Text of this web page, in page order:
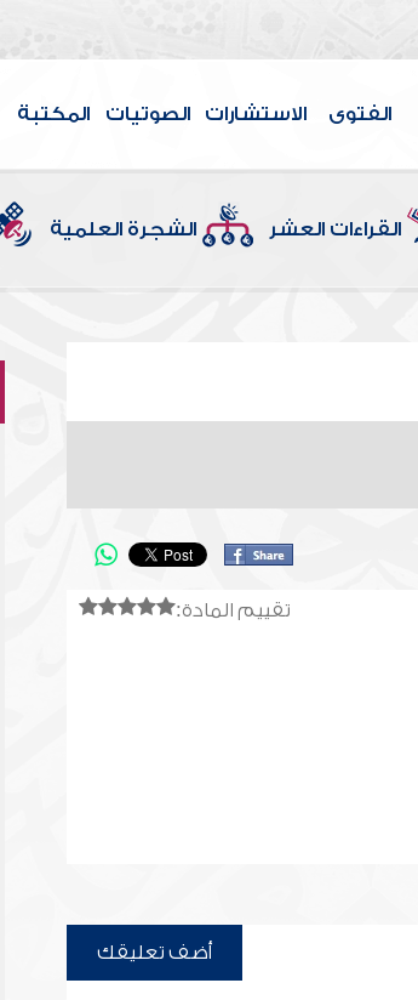
الفتوى الاستشارات الصوتيات المكتبة
القراءات العشر الشجرة العلمية
تقييم المادة:
أضف تعليقك